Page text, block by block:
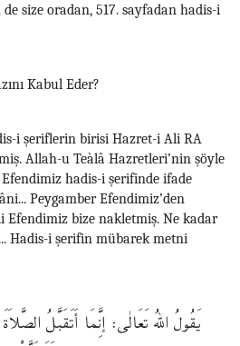
size oradan, 517. sayfadan hadis-i
Kabul Eder?
i şeriflerin birisi Hazret-i Ali RA
Allah-u Teàlâ Hazretleri’nin şöyle
hadis-i şerifinde ifade
Peygamber Efendimiz’den
bize nakletmiş. Ne kadar
Hadis-i şerifin mübarek metni
يَقُولُ اللهُ تَعَالٰى: إنَِّمَا أَتَقَبَّلُ